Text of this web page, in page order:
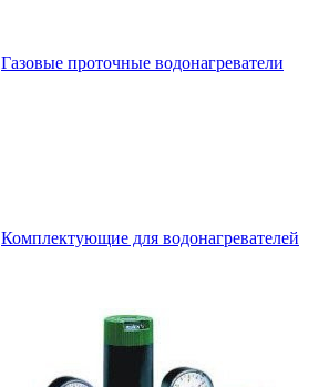
Газовые проточные водонагреватели
Комплектующие для водонагревателей